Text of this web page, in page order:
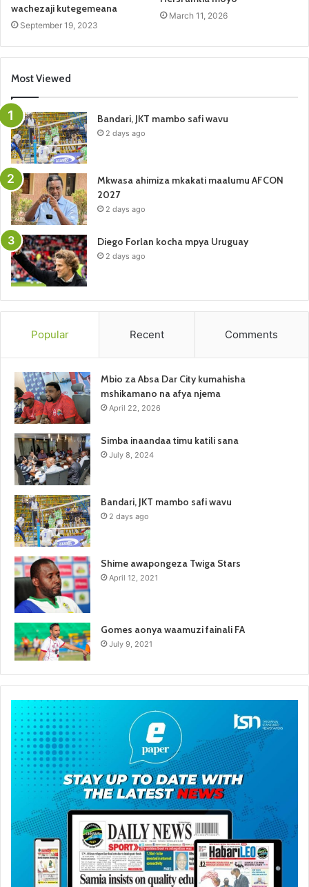
wachezaji kutegemeana
September 19, 2023
March 11, 2026
Most Viewed
Bandari, JKT mambo safi wavu
2 days ago
Mkwasa ahimiza mkakati maalumu AFCON
2027
2 days ago
Diego Forlan kocha mpya Uruguay
2 days ago
Popular Recent Comments
Mbio za Absa Dar City kumahisha
mshikamano na afya njema
April 22, 2026
Simba inaandaa timu katili sana
July 8, 2024
Bandari, JKT mambo safi wavu
2 days ago
Shime awapongeza Twiga Stars
April 12, 2021
Gomes aonya waamuzi fainali FA
July 9, 2021